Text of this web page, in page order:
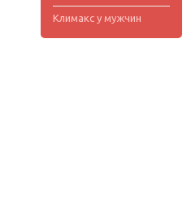
Климакс у мужчин